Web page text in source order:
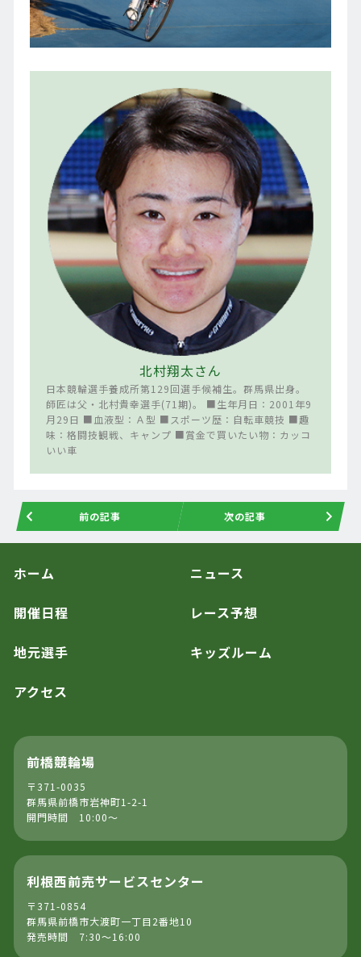
北村翔太さん
日本競輪選手養成所第129回選手候補生。群馬県出身。
師匠は父・北村貴幸選手(71期)。 ■生年月日：2001年9
月29日 ■血液型：Ａ型 ■スポーツ歴：自転車競技 ■趣
味：格闘技観戦、キャンプ ■賞金で買いたい物：カッコ
いい車
前の記事 次の記事
ホーム ニュース
開催日程 レース予想
地元選手 キッズルーム
アクセス
前橋競輪場
〒371-0035
群馬県前橋市岩神町1-2-1
開門時間 10:00～
利根西前売サービスセンター
〒371-0854
群馬県前橋市大渡町一丁目2番地10
発売時間 7:30～16:00